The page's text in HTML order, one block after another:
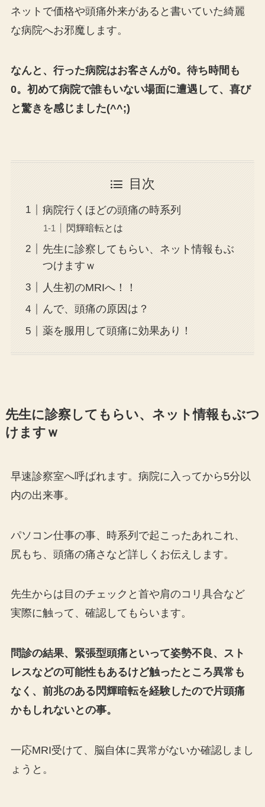
ネットで価格や頭痛外来があると書いていた綺麗
な病院へお邪魔します。
なんと、行った病院はお客さんが0。待ち時間も
0。初めて病院で誰もいない場面に遭遇して、喜び
と驚きを感じました(^^;)
目次
病院行くほどの頭痛の時系列
閃輝暗転とは
先生に診察してもらい、ネット情報もぶ
つけますｗ
人生初のMRIへ！！
んで、頭痛の原因は？
薬を服用して頭痛に効果あり！
先生に診察してもらい、ネット情報もぶつ
けますｗ
早速診察室へ呼ばれます。病院に入ってから5分以
内の出来事。
パソコン仕事の事、時系列で起こったあれこれ、
尻もち、頭痛の痛さなど詳しくお伝えします。
先生からは目のチェックと首や肩のコリ具合など
実際に触って、確認してもらいます。
問診の結果、緊張型頭痛といって姿勢不良、スト
レスなどの可能性もあるけど触ったところ異常も
なく、前兆のある閃輝暗転を経験したので片頭痛
かもしれないとの事。
一応MRI受けて、脳自体に異常がないか確認しまし
ょうと。